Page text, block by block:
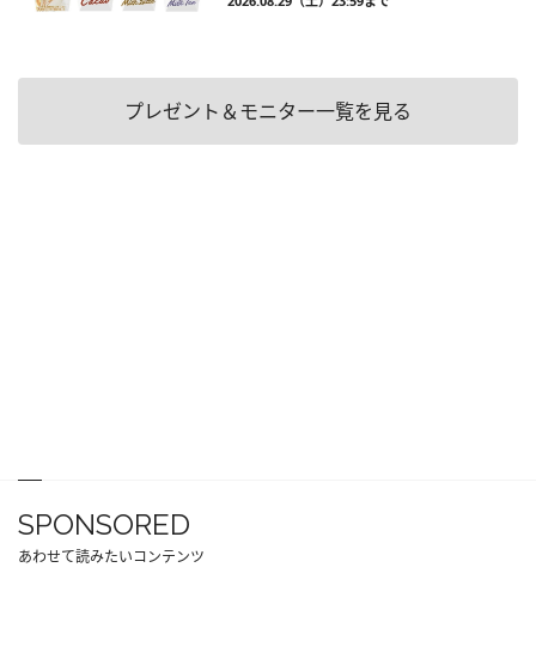
プレゼント＆モニター一覧を見る
SPONSORED
あわせて読みたいコンテンツ